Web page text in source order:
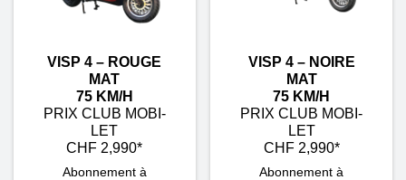
VISP 4 – ROUGE
MAT
75 KM/H
PRIX CLUB MOBI-
LET
CHF 2,990*
Abonnement à
VISP 4 – NOIRE
MAT
75 KM/H
PRIX CLUB MOBI-
LET
CHF 2,990*
Abonnement à